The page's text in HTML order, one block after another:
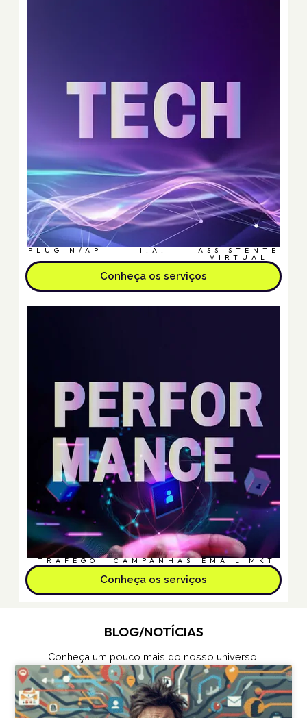
PLUGIN/API I.A. ASSISTENTE
VIRTUAL
Conheça os serviços
TRÁFEGO CAMPANHAS EMAIL MKT
Conheça os serviços
BLOG/NOTÍCIAS
Conheça um pouco mais do nosso universo.